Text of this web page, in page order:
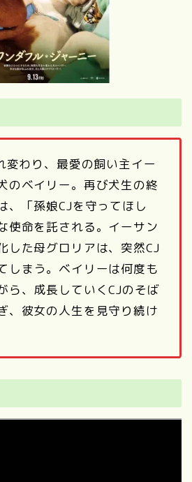
変わり、最愛の飼い主イー
のベイリー。再び犬生の終
、「孫娘CJを守ってほし
使命を託される。イーサン
した母グロリアは、突然CJ
しまう。ベイリーは何度も
ら、成長していくCJのそば
、彼女の人生を見守り続け